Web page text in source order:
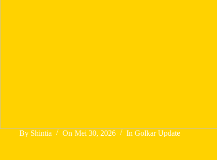
By Shintia On Mei 30, 2026 In Golkar Update